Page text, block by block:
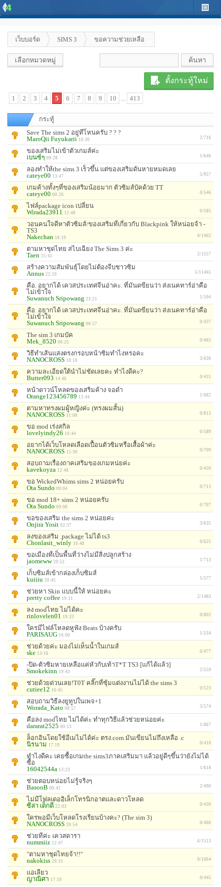
เว็บบอร์ด SIMS 3 ขอความช่วยเหลือ
เลือกหมวดหมู่
ตั้งกระทู้ใหม่
1 2 3 4 5 6 7 8 9 10 413
กระทู้
Save The sims 2 อยู่ทีไ่หนครับ ? ? ?
MaroQii Fuyukarii 16:30 2/716
ของเสริมไม่เข้าตัวเกมส์ค่ะ
เบนซ์ๆ 09:28 1/646
ลองทำให้the sims 3 เร็วขึ้น แต่ของเสริมดันหายหมดเลย
cateye00 13:47 5/957
เกมค้างทั้งๆที่ของเสริมน้อยมาก ตัวซิมส์บัคด้วย TT
cateye00 00:26 0/546
ไฟล์package icon เปลี่ยน
Wirada23911
12:48 0/585
วอนคนใจดีหาตัวซิมส์/ของเสริมที่เกี่ยวกับ Blackpink ให้หน่อยจ้า -
TS3
Nakechan 18:19 0/1402
ตามหาชุดไทย สไบเฉียง The Sims 3 ค่ะ
Taen 15:41 2/1557
สร้างความสัมพันธุ์โดยไม่ต้องจีบชาวซิม
Annus 22:19 5/11465
คือ. อยากได้ เควสประเทศจีนอ่าคะ. ที่มันดขียนว่า ส่งเนคทาร์อ่าคือ
ไม่เข้าใจ
Suwanuch Sripowang 23:21 1/594
คือ. อยากได้ เควสประเทศจีนอ่าคะ. ที่มันดขียนว่า ส่งเนคทาร์อ่าคือ
ไม่เข้าใจ
Suwanuch Sripowang 08:57 0/437
The sim 3 เกมบัค
Mek_8520 00:25 0/465
วิธีทำเส้นแสงตรงกรอบหน้าซิมทำไงหรอคะ
NANOCROSS 18:18 3/636
ความละเอียดใต้นำไม่ชัดเลยคะ ทำไงดีคะ?
Butter093 14:46 0/431
หน้าดาวน์โหลดของเสริมค้าง จอดำ
Orange123456789 12:44 1/682
ตามหาทรงผมผู้หญิงค่ะ (ทรงผมสั้น)
NANOCROSS 11:08 0/815
ขอ mod เร่งสกิล
lovelyindy26 10:44 0/589
อยากได้เว็บโหลดเลือดเปื้อนตัวซิมหรือเสื้อผ้าค่ะ
NANOCROSS 15:30 0/709
สอบถามเรื่องถาคเสริมของเกมหน่ยค่ะ
kavekoyza 12:48 0/450
ขอ WickedWhims sims 2 หน่อยครับ
Ota Sundo 09:04 0/713
ขอ mod 18+ sims 2 หน่อยครับ
Ota Sundo 09:00 0/707
ขอของเสริม the sims 2 หน่อยค่ะ
Onjira Yosit 02:37 3/635
ลงของเสริม .package ไม่ได้ ts3
Chonlasit_winly 16:48 0/625
ขอเมืองที่เป็นพื้นที่ว่างไม่มีสิ่งปลูกสร้าง
jaomeww 20:52 1/713
เก็บซิมส์เข้ากล่องเก็บซิมส์
kuiiiu 20:45 1/577
ช่วยหา Skin แบบนี้ให้ หน่อยคะ
pretty coffee 19:11 2/1483
ลง modไทย ไม่ได้คะ
rinlovelen01
19:33 0/802
ใครมีไฟล์โหลดหูฟัง Beats บ้างครับ
PARISAUG 16:00 1/534
ช่วยด้วยค่ะ มองไม่เห็นน้ำในเกมส์
ske 13:16 0/477
-ปิด-ตัวซิมหายเหลือแค่หัวกับเท้าT*T TS3 [แก้ได้แล้ว]
Smokekinn 19:43 2/559
ช่วยด้วยด่วนเลย!T0T คลิ๊กที่ซุ้มแต่งงานไม่ได้ the sims 3
cutiee12 16:45 0/523
สอบถามวิธีลงยูทูปในเพจ+1
Worada_Kato 08:57 3/574
คือลง modไทย ไม่ได้ค่ะ ทำทุกวิธีแล้วช่วยหน่อยค่ะ
dararat2525 00:13 1/867
ล็อกอินโดยใช้อีเมไม่ได้ค่ะ ตรง.com มันเขียนไม่ถึงเหลือ .c
นิรนาม 17:19 0/410
ทำไงดีคะ เคยซื้อเกมthe sims3ภาคเสริมมา แล้วอยู่ดีๆขึ้นว่ายังไม่ได้
ซื้อ
16042544a 13:23 1/618
ช่วยตอบหน่อยไม่รู้จริงๆ
BasooB 00:42 2/490
ไม่มีโฟลเดออิเล็กโทรนิกอาตและดาวโหลด
ซีล่า เด็กดี 22:03 0/439
ใครพอมีเว็บโหลดโรงเรียนบ้างคะ? (The sim 3)
NANOCROSS 20:54 0/466
ช่วยทีค่ะ เควสดารา
nummiiz 12:47 6/1513
"ตามหาชุดไทยจ้า!!"
nakokiss 20:31 0/1064
แอเลียว
ญาณิศา 17:19 0/445